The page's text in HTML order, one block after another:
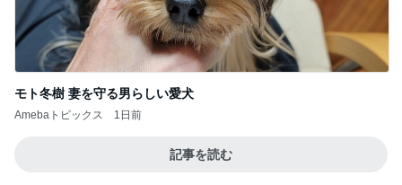
モト冬樹 妻を守る男らしい愛犬
Amebaトピックス 1日前
記事を読む